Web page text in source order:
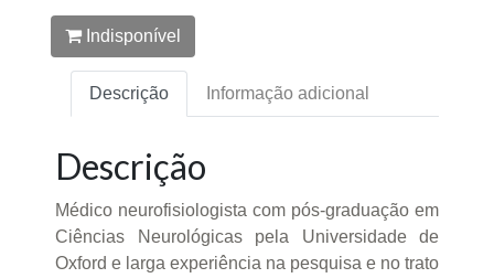
Indisponível
Descrição Informação adicional
Descrição
Médico neurofisiologista com pós-graduação em
Ciências Neurológicas pela Universidade de
Oxford e larga experiência na pesquisa e no trato